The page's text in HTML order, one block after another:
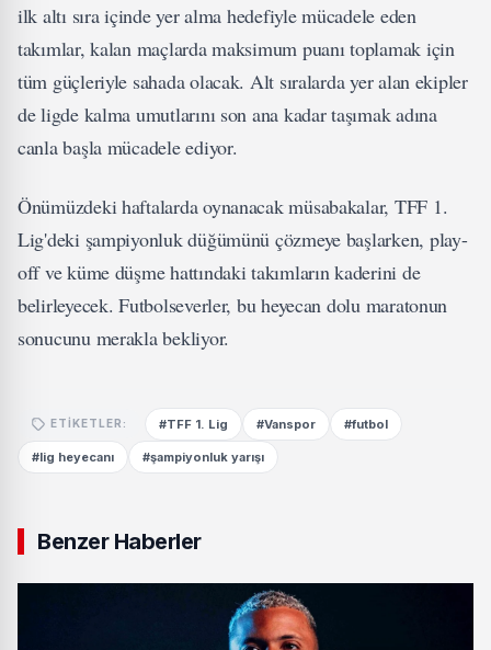
ilk altı sıra içinde yer alma hedefiyle mücadele eden
takımlar, kalan maçlarda maksimum puanı toplamak için
tüm güçleriyle sahada olacak. Alt sıralarda yer alan ekipler
de ligde kalma umutlarını son ana kadar taşımak adına
canla başla mücadele ediyor.
Önümüzdeki haftalarda oynanacak müsabakalar, TFF 1.
Lig'deki şampiyonluk düğümünü çözmeye başlarken, play-
off ve küme düşme hattındaki takımların kaderini de
belirleyecek. Futbolseverler, bu heyecan dolu maratonun
sonucunu merakla bekliyor.
ETIKETLER: #TFF 1. Lig #Vanspor #futbol
#lig heyecanı #şampiyonluk yarışı
Benzer Haberler